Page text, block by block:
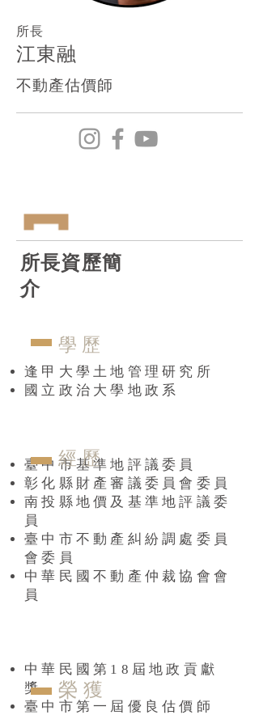
所長
江東融
不動產估價師
所長資歷簡
介
逢甲大學土地管理研究所
國立政治大學地政系
臺中市基準地評議委員
彰化縣財產審議委員會委員
南投縣地價及基準地評議委
員
臺中市不動產糾紛調處委員
會委員
中華民國不動產仲裁協會會
員
中華民國第18屆地政貢獻
獎
臺中市第一屆優良估價師
榮 獲
​經 歷
​學 歷